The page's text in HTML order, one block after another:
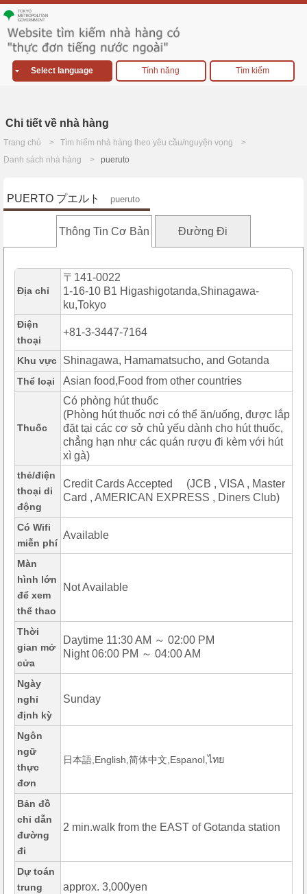
Select language Tính năng Tìm kiếm
Chi tiết về nhà hàng
Trang chủ
Tìm hiếm nhà hàng theo yêu cầu/nguyện vọng
Danh sách nhà hàng
pueruto
PUERTO プエルト pueruto
Thông Tin Cơ Bản Đường Đi
Địa chỉ
〒141-0022
1-16-10 B1 Higashigotanda,Shinagawa-
ku,Tokyo
Điện
thoại
+81-3-3447-7164
Khu vực Shinagawa, Hamamatsucho, and Gotanda
Thể loại Asian food,Food from other countries
Thuốc
Có phòng hút thuốc
(Phòng hút thuốc nơi có thể ăn/uống, được lắp
đặt tại các cơ sở chủ yếu dành cho hút thuốc,
chẳng hạn như các quán rượu đi kèm với hút
xì gà)
thẻ/điện
thoại di
động
Credit Cards Accepted (JCB , VISA , Master
Card , AMERICAN EXPRESS , Diners Club)
Có Wifi
miễn phí
Available
Màn
hình lớn
để xem
thể thao
Not Available
Thời
gian mở
cửa
Daytime 11:30 AM ～ 02:00 PM
Night 06:00 PM ～ 04:00 AM
Ngày
nghỉ
định kỳ
Sunday
Ngôn
ngữ
thực
đơn
日本語,English,简体中文,Espanol,ไทย
Bản đồ
chỉ dẫn
đường
đi
2 min.walk from the EAST of Gotanda station
Dự toán
trung
approx. 3,000yen